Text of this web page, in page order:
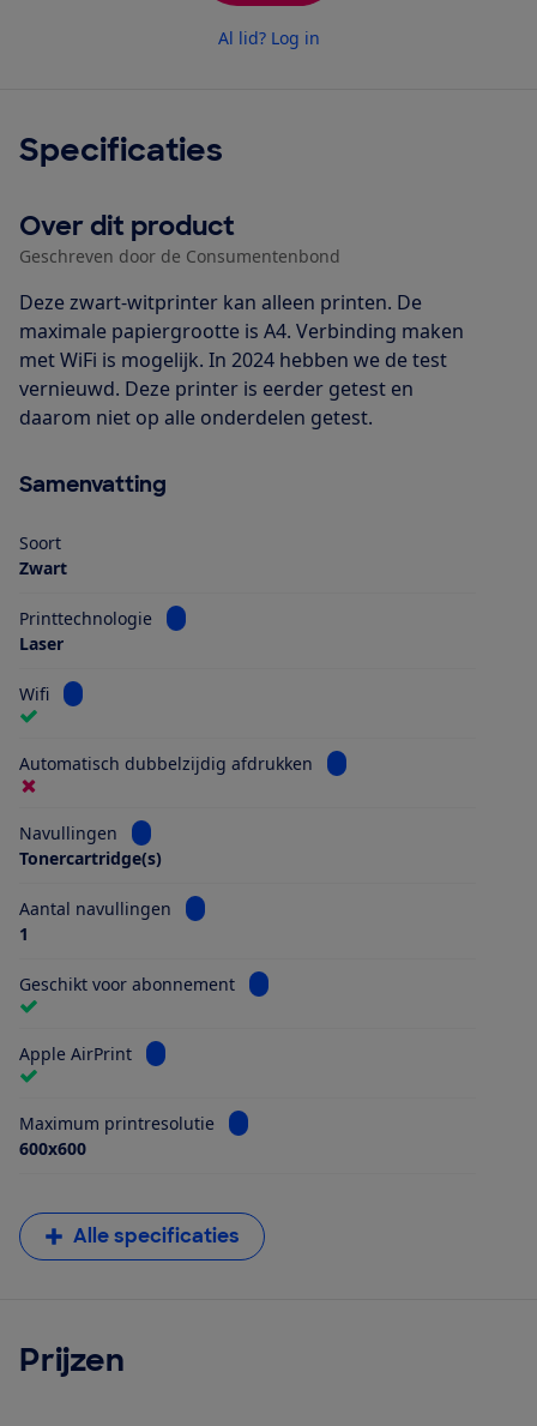
Al lid? Log in
Specificaties
Over dit product
Geschreven door de Consumentenbond
Deze zwart-witprinter kan alleen printen. De
maximale papiergrootte is A4. Verbinding maken
met WiFi is mogelijk. In 2024 hebben we de test
vernieuwd. Deze printer is eerder getest en
daarom niet op alle onderdelen getest.
Samenvatting
Soort
Zwart
Printtechnologie
Bekijk informatie voor Printtechnologie
Laser
Wifi Bekijk informatie voor Wifi
Automatisch dubbelzijdig afdrukken Bekijk informatie voor
Navullingen
Bekijk informatie voor Navullingen
Tonercartridge(s)
Aantal navullingen
Bekijk informatie voor Aantal navullingen
1
Geschikt voor abonnement Bekijk informatie voor Geschikt
Apple AirPrint Bekijk informatie voor Apple AirPrint
Maximum printresolutie
Bekijk informatie voor Maximum
600x600
Alle specificaties
Prijzen